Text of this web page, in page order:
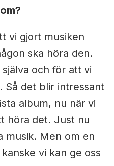
vi gjort musiken
ska höra den.
och för att vi
det blir intressant
album, nu när vi
höra det. Just nu
musik. Men om en
vi kan ge oss